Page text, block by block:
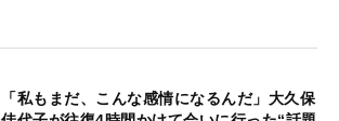
「私もまだ、こんな感情になるんだ」大久保